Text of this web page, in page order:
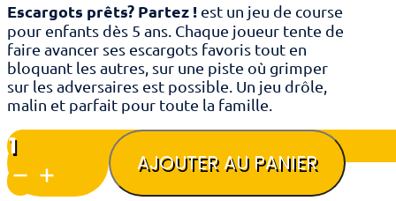
Escargots prêts? Partez ! est un jeu de course
pour enfants dès 5 ans. Chaque joueur tente de
faire avancer ses escargots favoris tout en
bloquant les autres, sur une piste où grimper
sur les adversaires est possible. Un jeu drôle,
malin et parfait pour toute la famille.
quantité
de
Escargots
prêts?
AJOUTER AU PANIER